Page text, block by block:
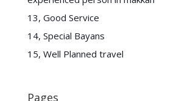
13, Good Service
14, Special Bayans
15, Well Planned travel
Pages